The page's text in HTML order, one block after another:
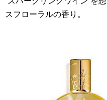
スフローラルの香り。